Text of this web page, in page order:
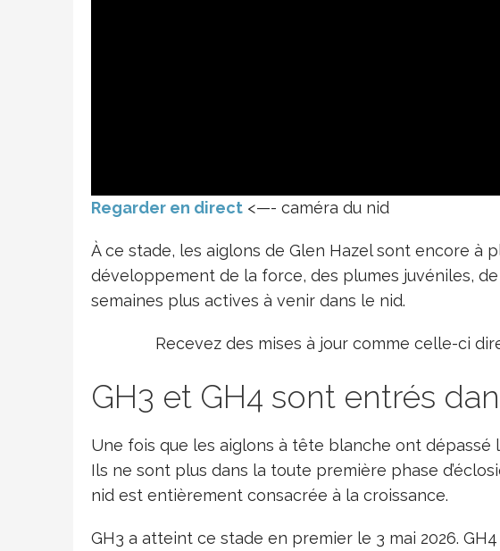
Regarder en direct <—- caméra du nid
À ce stade, les aiglons de Glen Hazel sont encore à
développement de la force, des plumes juvéniles,
semaines plus actives à venir dans le nid.
Recevez des mises à jour comme celle-ci
GH3 et GH4 sont entrés
Une fois que les aiglons à tête blanche ont
Ils ne sont plus dans la toute première phase
nid est entièrement consacrée à la croissance.
GH3 a atteint ce stade en premier le 3 mai 2026.